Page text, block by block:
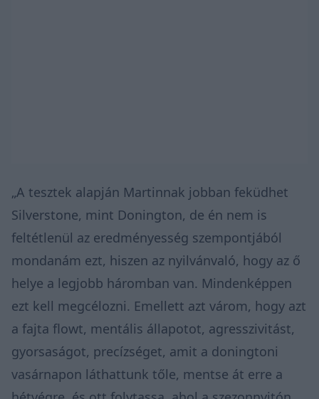
„A tesztek alapján Martinnak jobban feküdhet
Silverstone, mint Donington, de én nem is
feltétlenül az eredményesség szempontjából
mondanám ezt, hiszen az nyilvánvaló, hogy az ő
helye a legjobb háromban van. Mindenképpen
ezt kell megcélozni. Emellett azt várom, hogy azt
a fajta flowt, mentális állapotot, agresszivitást,
gyorsaságot, precízséget, amit a doningtoni
vasárnapon láthattunk tőle, mentse át erre a